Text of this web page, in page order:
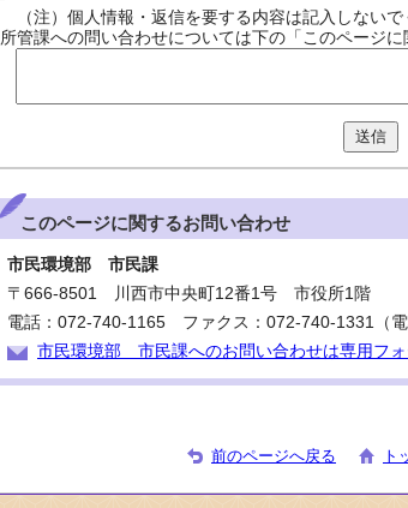
（注）個人情報・返信を要する内容は記入しないで
所管課への問い合わせについては下の「このページに
送信
このページに関するお問い合わせ
市民環境部 市民課
〒666-8501 川西市中央町12番1号 市役所1階
電話：072-740-1165 ファクス：072-740-1331（電
市民環境部 市民課へのお問い合わせは専用フォ
前のページへ戻る ト